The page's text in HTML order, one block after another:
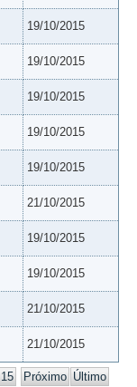
19/10/2015
19/10/2015
19/10/2015
19/10/2015
19/10/2015
21/10/2015
19/10/2015
19/10/2015
21/10/2015
21/10/2015
15 Próximo Último